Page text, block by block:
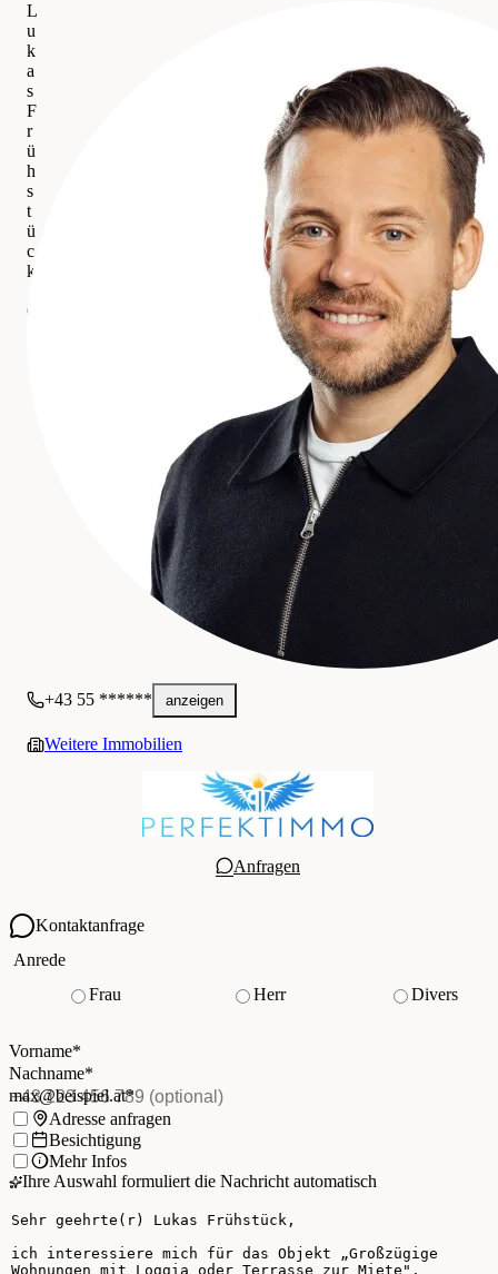
L
u
k
a
s
F
r
ü
h
s
t
ü
c
k
Gewerblich
+43 55 ****** anzeigen
Weitere Immobilien
Anfragen
Kontaktanfrage
Ihre Kontaktdaten
Anrede
Frau
Herr
Divers
Vorname*
Nachname
Nachname*
E-Mail*(Pflichtfeld)
max@beispiel.at*
Telefon(optional)
Ich möchte:Adresse anfragen
Besichtigung
Mehr Infos
Ihre Auswahl formuliert die Nachricht automatisch
Ihre Nachricht